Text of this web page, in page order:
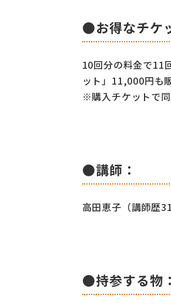
●お得なチケ
10回分の料金で11
ット」11,000円も
※購入チケットで
●講師：
高田恵子（講師歴31
●持参する物：